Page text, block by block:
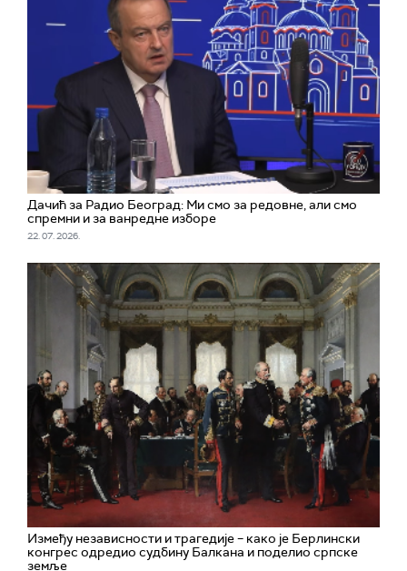
Дачић за Радио Београд: Ми смо за редовне, али смо
спремни и за ванредне изборе
22. 07. 2026.
Између независности и трагедије – како је Берлински
конгрес одредио судбину Балкана и поделио српске
земље